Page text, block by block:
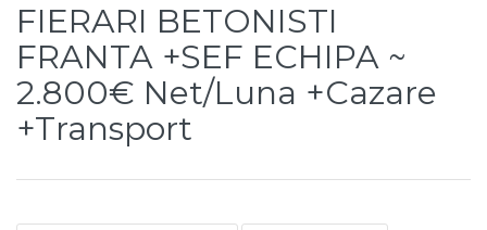
FIERARI BETONISTI
FRANTA +SEF ECHIPA ~
2.800€ Net/Luna +Cazare
+Transport